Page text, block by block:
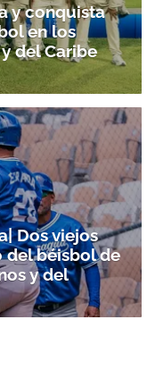
y conquista
en los
del Caribe
Dos viejos
del béisbol de
y del